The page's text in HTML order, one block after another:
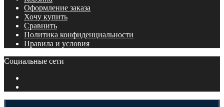
Оформление заказа
Хочу купить
Сравнить
Политика конфиденциальности
Правила и условия
Социальные сети